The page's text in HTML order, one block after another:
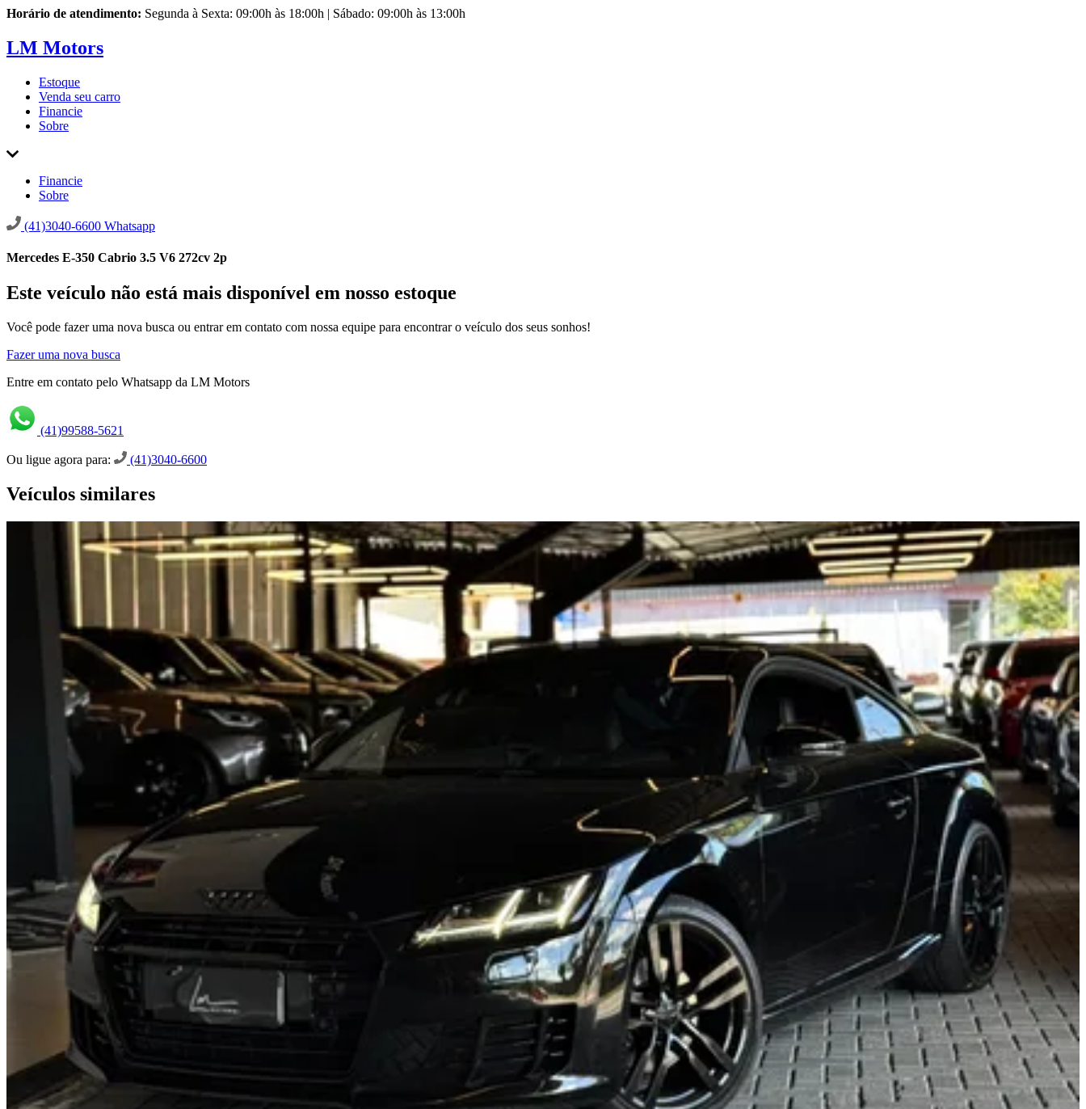
Horário de atendimento: Segunda à Sexta: 09:00h às 18:00h | Sábado: 09:00h às 13:00h
LM Motors
Estoque
Venda seu carro
Financie
Sobre
Financie
Sobre
(41)3040-6600 Whatsapp
Mercedes E-350 Cabrio 3.5 V6 272cv 2p
Este veículo não está mais disponível em nosso estoque
Você pode fazer uma nova busca ou entrar em contato com nossa equipe para encontrar o veículo dos seus sonhos!
Fazer uma nova busca
Entre em contato pelo Whatsapp da LM Motors
(41)99588-5621
Ou ligue agora para: (41)3040-6600
Veículos similares